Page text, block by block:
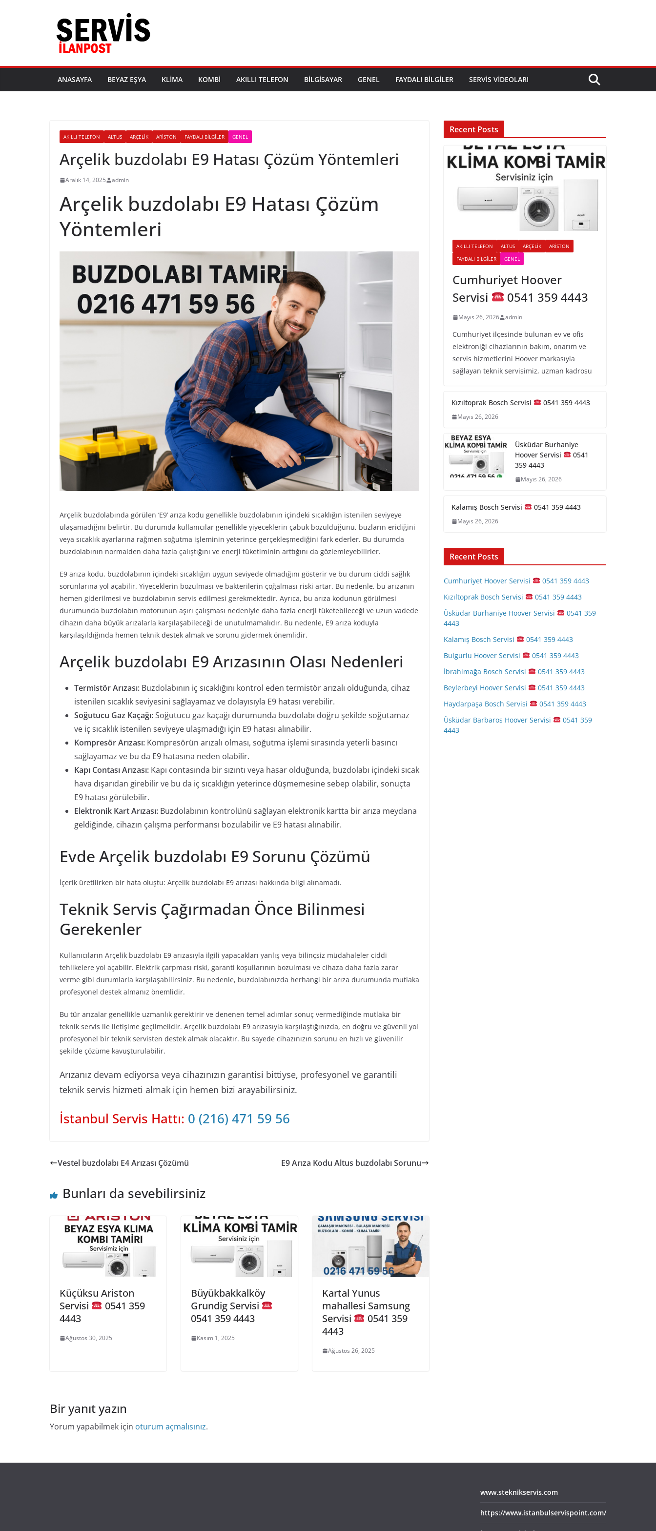
ANASAYFA BEYAZ EŞYA KLIMA KOMBI AKILLI TELEFON BILGISAYAR GENEL FAYDALI BILGILER SERVIS VIDEOLARI
AKILLI TELEFON ALTUS ARÇELIK ARISTON FAYDALI BILGILER GENEL
Arçelik buzdolabı E9 Hatası Çözüm Yöntemleri
Aralık 14, 2025 admin
Arçelik buzdolabı E9 Hatası Çözüm
Yöntemleri
Arçelik buzdolabında görülen ‘E9’ arıza kodu genellikle buzdolabının içindeki sıcaklığın istenilen seviyeye
ulaşamadığını belirtir. Bu durumda kullanıcılar genellikle yiyeceklerin çabuk bozulduğunu, buzların eridiğini
veya sıcaklık ayarlarına rağmen soğutma işleminin yeterince gerçekleşmediğini fark ederler. Bu durumda
buzdolabının normalden daha fazla çalıştığını ve enerji tüketiminin arttığını da gözlemleyebilirler.
E9 arıza kodu, buzdolabının içindeki sıcaklığın uygun seviyede olmadığını gösterir ve bu durum ciddi sağlık
sorunlarına yol açabilir. Yiyeceklerin bozulması ve bakterilerin çoğalması riski artar. Bu nedenle, bu arızanın
hemen giderilmesi ve buzdolabının servis edilmesi gerekmektedir. Ayrıca, bu arıza kodunun görülmesi
durumunda buzdolabın motorunun aşırı çalışması nedeniyle daha fazla enerji tüketebileceği ve uzun vadede
cihazın daha büyük arızalarla karşılaşabileceği de unutulmamalıdır. Bu nedenle, E9 arıza koduyla
karşılaşıldığında hemen teknik destek almak ve sorunu gidermek önemlidir.
Arçelik buzdolabı E9 Arızasının Olası Nedenleri
Termistör Arızası: Buzdolabının iç sıcaklığını kontrol eden termistör arızalı olduğunda, cihaz
istenilen sıcaklık seviyesini sağlayamaz ve dolayısıyla E9 hatası verebilir.
Soğutucu Gaz Kaçağı:Soğutucu gaz kaçağı durumunda buzdolabı doğru şekilde soğutamaz
ve iç sıcaklık istenilen seviyeye ulaşmadığı için E9 hatası alınabilir.
Kompresör Arızası: Kompresörün arızalı olması, soğutma işlemi sırasında yeterli basıncı
sağlayamaz ve bu da E9 hatasına neden olabilir.
Kapı Contası Arızası: Kapı contasında bir sızıntı veya hasar olduğunda, buzdolabı içindeki sıcak
hava dışarıdan girebilir ve bu da iç sıcaklığın yeterince düşmemesine sebep olabilir, sonuçta
E9 hatası görülebilir.
Elektronik Kart Arızası: Buzdolabının kontrolünü sağlayan elektronik kartta bir arıza meydana
geldiğinde, cihazın çalışma performansı bozulabilir ve E9 hatası alınabilir.
Evde Arçelik buzdolabı E9 Sorunu Çözümü
İçerik üretilirken bir hata oluştu: Arçelik buzdolabı E9 arızası hakkında bilgi alınamadı.
Teknik Servis Çağırmadan Önce Bilinmesi
Gerekenler
Kullanıcıların Arçelik buzdolabı E9 arızasıyla ilgili yapacakları yanlış veya bilinçsiz müdahaleler ciddi
tehlikelere yol açabilir. Elektrik çarpması riski, garanti koşullarının bozulması ve cihaza daha fazla zarar
verme gibi durumlarla karşılaşabilirsiniz. Bu nedenle, buzdolabınızda herhangi bir arıza durumunda mutlaka
profesyonel destek almanız önemlidir.
Bu tür arızalar genellikle uzmanlık gerektirir ve denenen temel adımlar sonuç vermediğinde mutlaka bir
teknik servis ile iletişime geçilmelidir. Arçelik buzdolabı E9 arızasıyla karşılaştığınızda, en doğru ve güvenli yol
profesyonel bir teknik servisten destek almak olacaktır. Bu sayede cihazınızın sorunu en hızlı ve güvenilir
şekilde çözüme kavuşturulabilir.
Arızanız devam ediyorsa veya cihazınızın garantisi bittiyse, profesyonel ve garantili
teknik servis hizmeti almak için hemen bizi arayabilirsiniz.
İstanbul Servis Hattı: 0 (216) 471 59 56
Vestel buzdolabı E4 Arızası Çözümü E9 Arıza Kodu Altus buzdolabı Sorunu
Bunları da sevebilirsiniz
Küçüksu Ariston
Servisi
0541 359
4443
Ağustos 30, 2025
Büyükbakkalköy
Grundig Servisi
0541 359 4443
Kasım 1, 2025
Kartal Yunus
mahallesi Samsung
Servisi
0541 359
4443
Ağustos 26, 2025
Bir yanıt yazın
Yorum yapabilmek için oturum açmalısınız.
Recent Posts
AKILLI TELEFON ALTUS ARÇELIK
ARISTON
FAYDALI BILGILER
GENEL
Cumhuriyet Hoover
Servisi
0541 359 4443
Mayıs 26, 2026 admin
Cumhuriyet ilçesinde bulunan ev ve ofis
elektroniği cihazlarının bakım, onarım ve
servis hizmetlerini Hoover markasıyla
sağlayan teknik servisimiz, uzman kadrosu
Kızıltoprak Bosch Servisi 0541 359 4443
Mayıs 26, 2026
Üsküdar Burhaniye
Hoover Servisi
0541
359 4443
Mayıs 26, 2026
Kalamış Bosch Servisi 0541 359 4443
Mayıs 26, 2026
Recent Posts
Cumhuriyet Hoover Servisi
0541 359 4443
Kızıltoprak Bosch Servisi
0541 359 4443
Üsküdar Burhaniye Hoover Servisi
0541 359
4443
Kalamış Bosch Servisi
0541 359 4443
Bulgurlu Hoover Servisi
0541 359 4443
İbrahimağa Bosch Servisi
0541 359 4443
Beylerbeyi Hoover Servisi
0541 359 4443
Haydarpaşa Bosch Servisi
0541 359 4443
Üsküdar Barbaros Hoover Servisi
0541 359
4443
www.steknikservis.com
https://www.istanbulservispoint.com/